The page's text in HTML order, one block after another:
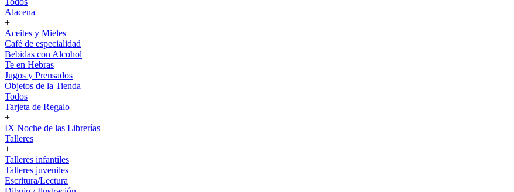
Alacena
+
Aceites y Mieles
Café de especialidad
Bebidas con Alcohol
Te en Hebras
Jugos y Prensados
Objetos de la Tienda
Todos
Tarjeta de Regalo
+
IX Noche de las Librerías
Talleres
+
Talleres infantiles
Talleres juveniles
Escritura/Lectura